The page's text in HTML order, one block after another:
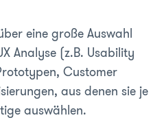
eine große Auswahl
Analyse (z.B. Usability
Customer
aus denen sie je
auswählen.